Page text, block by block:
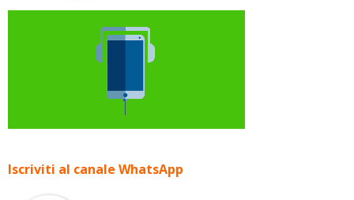
Iscriviti al canale WhatsApp